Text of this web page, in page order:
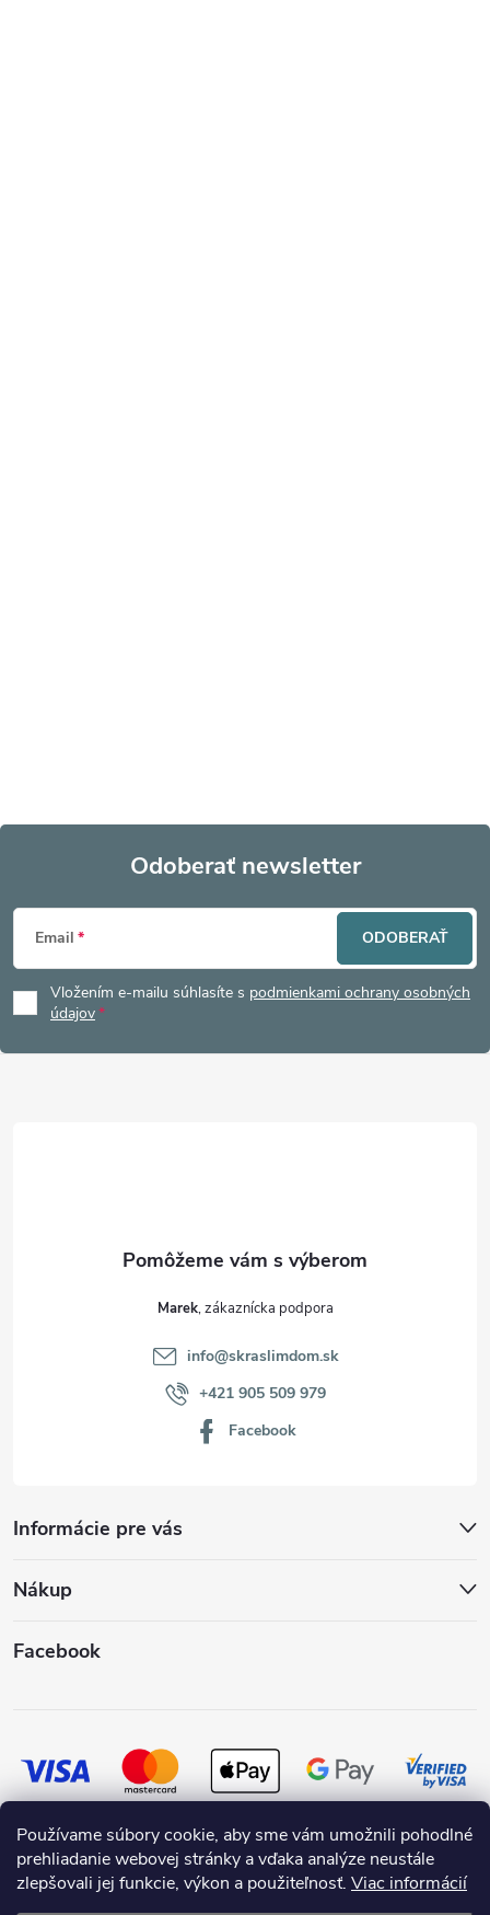
Používame súbory cookie, aby sme vám umožnili pohodlné
prehliadanie webovej stránky a vďaka analýze neustále
zlepšovali jej funkcie, výkon a použiteľnosť. Viac informácií
Z
á
p
Odoberať newsletter
Email
Vložením e-mailu súhlasíte s podmienkami ochrany osobných
údajov
ODOBERAŤ
Informácie pre vás
Nákup
Marek
info@skraslimdom.sk
+421 905 509 979
Facebook
Facebook